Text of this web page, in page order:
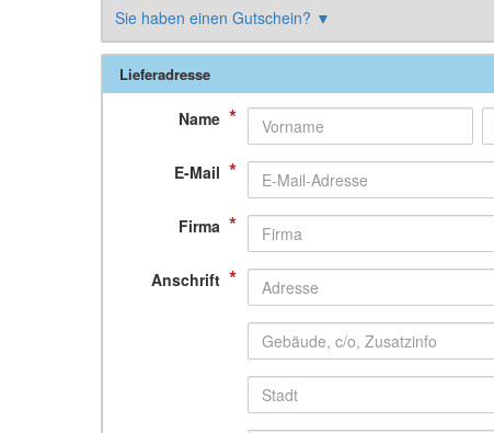
Sie haben einen Gutschein? ▼
Lieferadresse
Name *
E-Mail *
Firma *
Anschrift *